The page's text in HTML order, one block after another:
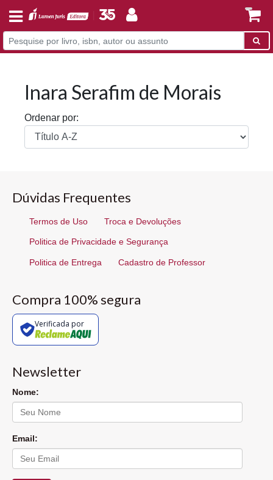
Inara Serafim de Morais
Ordenar por:
Dúvidas Frequentes
Termos de Uso Troca e Devoluções
Politica de Privacidade e Segurança
Politica de Entrega Cadastro de Professor
Compra 100% segura
Verificada por
Newsletter
Nome:
Email: